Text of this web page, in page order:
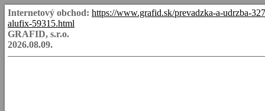
Internetový obchod: https://www.grafid.sk/prevadzka-a-udrzba-
alufix-59315.html
GRAFID, s.r.o.
2026.08.09.